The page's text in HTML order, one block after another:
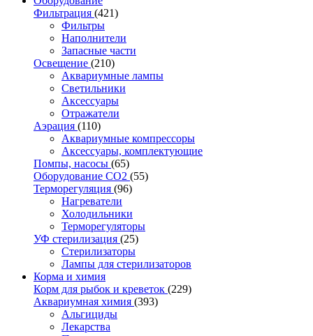
Фильтрация (421)
Фильтры
Наполнители
Запасные части
Освещение (210)
Аквариумные лампы
Светильники
Аксессуары
Отражатели
Аэрация (110)
Аквариумные компрессоры
Аксессуары, комплектующие
Помпы, насосы (65)
Оборудование CO2 (55)
Терморегуляция (96)
Нагреватели
Холодильники
Терморегуляторы
УФ стерилизация (25)
Стерилизаторы
Лампы для стерилизаторов
Корма и химия
Корм для рыбок и креветок (229)
Аквариумная химия (393)
Альгициды
Лекарства